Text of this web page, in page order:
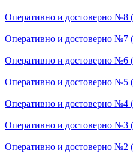
Оперативно и достоверно №8
Оперативно и достоверно №7
Оперативно и достоверно №6
Оперативно и достоверно №5
Оперативно и достоверно №4
Оперативно и достоверно №3
Оперативно и достоверно №2